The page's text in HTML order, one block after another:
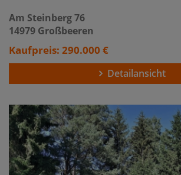
Am Steinberg 76
14979 Großbeeren
Kaufpreis: 290.000 €
Detailansicht